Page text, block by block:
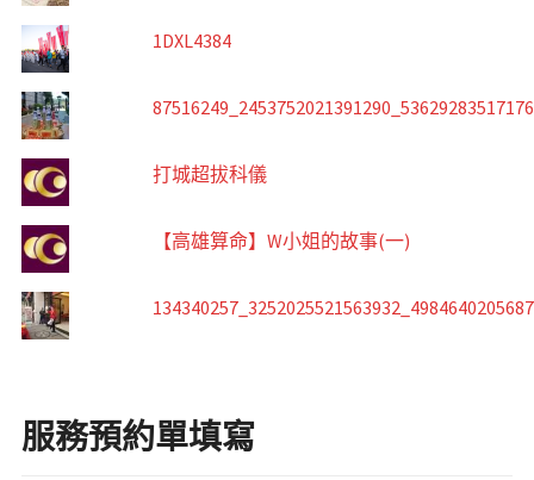
1DXL4384
打城超拔科儀
【高雄算命】W小姐的故事(一)
服務預約單填寫